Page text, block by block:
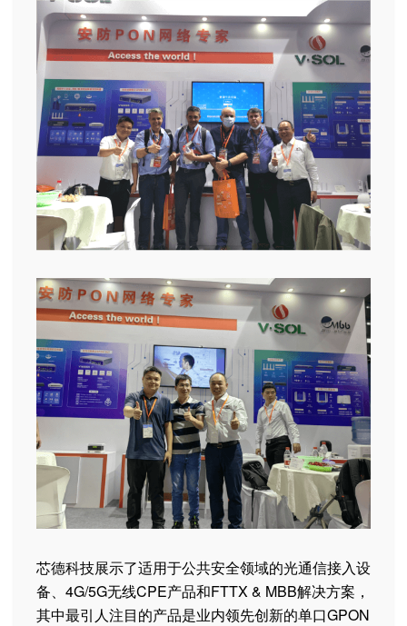
芯德科技展示了适用于公共安全领域的光通信接入设
备、4G/5G无线CPE产品和FTTX & MBB解决方案，
其中最引人注目的产品是业内领先创新的单口GPON